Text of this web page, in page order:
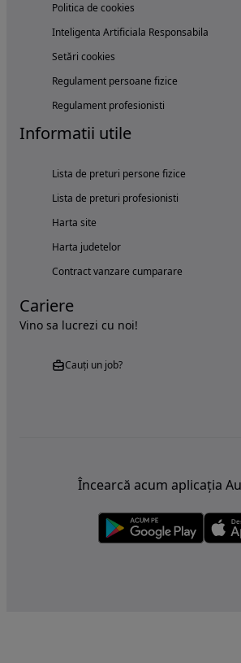
Politica de cookies
Inteligenta Artificiala Responsabila
Setări cookies
Regulament persoane fizice
Regulament profesionisti
Informatii utile
Lista de preturi persone fizice
Lista de preturi profesionisti
Harta site
Harta judetelor
Contract vanzare cumparare
Cariere
Vino sa lucrezi cu noi!
Cauți un job?
Încearcă acum aplicația